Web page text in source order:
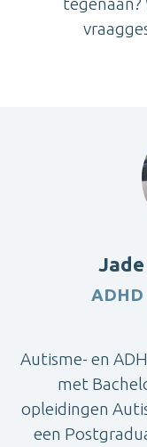
ADHD
Autisme- en
met
opleidingen
een